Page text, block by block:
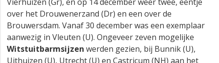
over het Drouwenerzand (Dr) en een over de
Brouwersdam. Vanaf 30 december was een exemplaar
aanwezig in Vleuten (U). Ongeveer zeven mogelijke
Witstuitbarmsijzen werden gezien, bij Bunnik (U),
Uithuizen (U), Utrecht (U) en Castricum (NH) aan het